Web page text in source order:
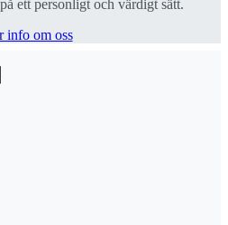
ett personligt och värdigt sätt.
info om oss